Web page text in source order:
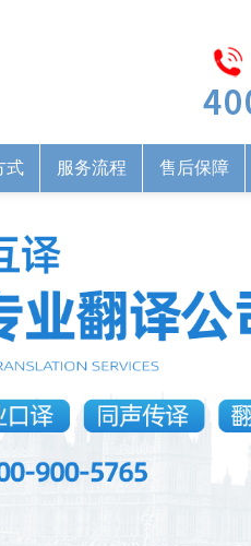
式 服务流程 售后保障